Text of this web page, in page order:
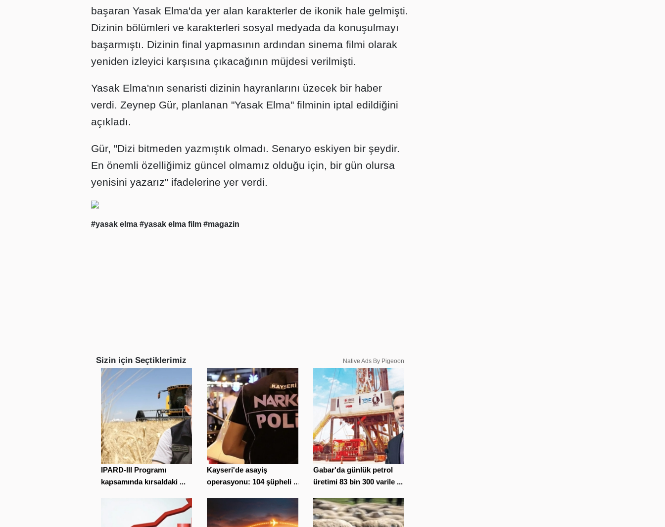
başaran Yasak Elma'da yer alan karakterler de ikonik hale gelmişti.
Dizinin bölümleri ve karakterleri sosyal medyada da konuşulmayı
başarmıştı. Dizinin final yapmasının ardından sinema filmi olarak
yeniden izleyici karşısına çıkacağının müjdesi verilmişti.
Yasak Elma'nın senaristi dizinin hayranlarını üzecek bir haber
verdi. Zeynep Gür, planlanan "Yasak Elma" filminin iptal edildiğini
açıkladı.
Gür, "Dizi bitmeden yazmıştık olmadı. Senaryo eskiyen bir şeydir.
En önemli özelliğimiz güncel olmamız olduğu için, bir gün olursa
yenisini yazarız" ifadelerine yer verdi.
#yasak elma #yasak elma film #magazin
Sizin için Seçtiklerimiz Native Ads By Pigeoon
IPARD-III Programı
kapsamında kırsaldaki ...
Kayseri'de asayiş
operasyonu: 104 şüpheli ...
Gabar'da günlük petrol
üretimi 83 bin 300 varile ...